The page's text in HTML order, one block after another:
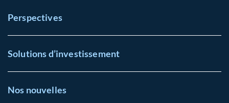
Perspectives
Solutions d’investissement
Nos nouvelles